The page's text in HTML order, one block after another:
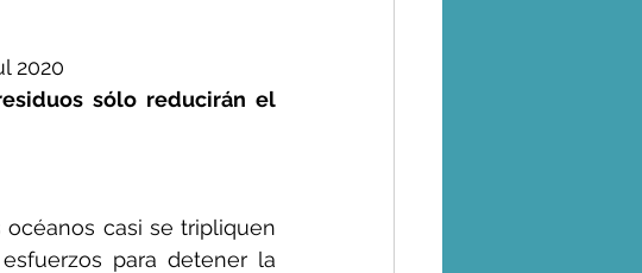
2020
sólo reducirán el
casi se tripliquen
para detener la